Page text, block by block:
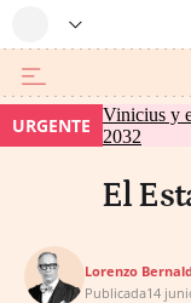
URGENTE
Vinicius y
2032
El
Lorenzo
Publicada14